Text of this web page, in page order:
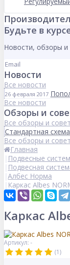
Будьте в
Новости, обзоры и
Новости
Все новости
26 февраля 2017
Все новости
Обзоры и
Все обзоры и
Стандартная
Все обзоры и
Главная
Подвесные
Подвесная
Албес Норма
Каркас Albes
Каркас
Артикул: -
(1)